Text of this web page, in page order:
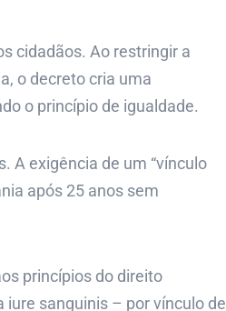
cidadãos. Ao restringir a
o decreto cria uma
o princípio de igualdade.
A exigência de um “vínculo
após 25 anos sem
princípios do direito
sanguinis – por vínculo de